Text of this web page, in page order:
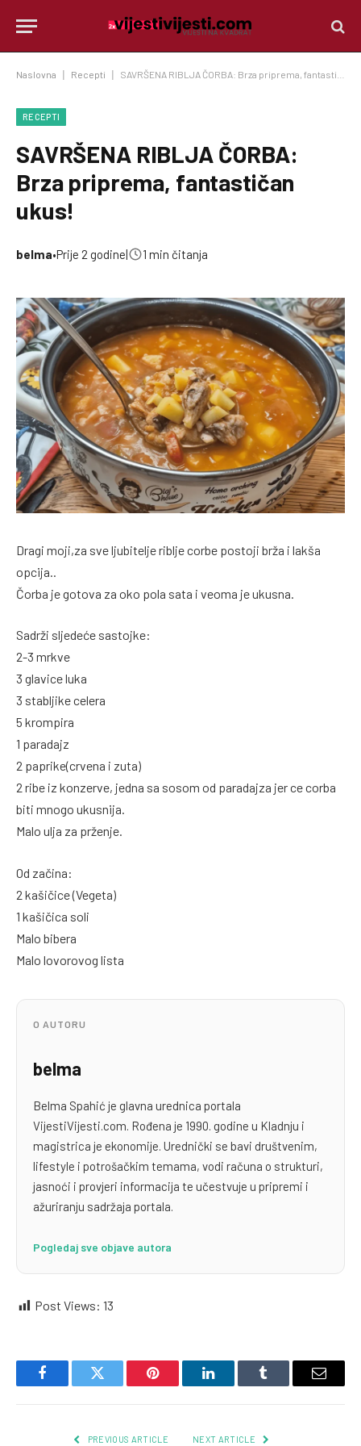
Naslovna Recepti SAVRŠENA RIBLJA ČORBA: Brza priprema, fantastičan ukus!
RECEPTI
SAVRŠENA RIBLJA ČORBA:
Brza priprema, fantastičan
ukus!
belma•Prije 2 godine| 1 min čitanja
Dragi moji,za sve ljubitelje riblje corbe postoji brža i lakša
opcija..
Čorba je gotova za oko pola sata i veoma je ukusna.
Sadrži sljedeće sastojke:
2-3 mrkve
3 glavice luka
3 stabljike celera
5 krompira
1 paradajz
2 paprike(crvena i zuta)
2 ribe iz konzerve, jedna sa sosom od paradajza jer ce corba
biti mnogo ukusnija.
Malo ulja za prženje.
Od začina:
2 kašičice (Vegeta)
1 kašičica soli
Malo bibera
Malo lovorovog lista
O AUTORU
belma
Belma Spahić je glavna urednica portala
VijestiVijesti.com. Rođena je 1990. godine u Kladnju i
magistrica je ekonomije. Urednički se bavi društvenim,
lifestyle i potrošačkim temama, vodi računa o strukturi,
jasnoći i provjeri informacija te učestvuje u pripremi i
ažuriranju sadržaja portala.
Pogledaj sve objave autora
Post Views: 13
FacebookTwitter Pinterest LinkedInTumblr Email
PREVIOUS ARTICLE NEXT ARTICLE